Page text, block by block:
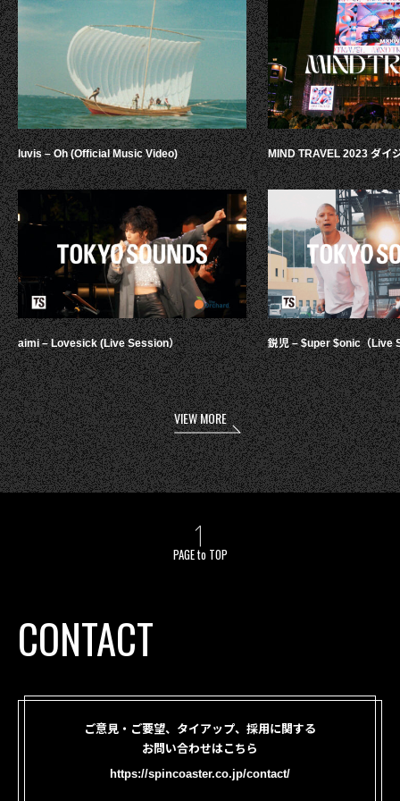
luvis – Oh (Official Music Video)
aimi – Lovesick (Live Session）
MIND TRAVEL 2023 ダイ
鋭児 – $uper $onic（Live
VIEW MORE
PAGE to TOP
CONTACT
ご意見・ご要望、タイアップ、採用に関する
お問い合わせはこちら
https://spincoaster.co.jp/contact/